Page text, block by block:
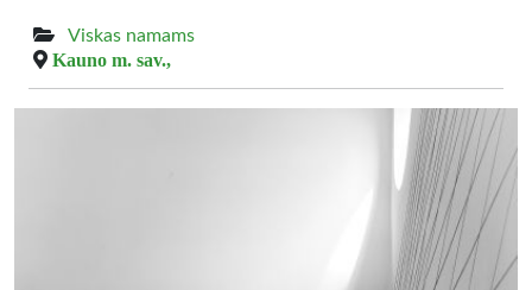
Viskas namams
Kauno m. sav.,